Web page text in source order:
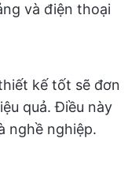
và điện thoại
kế tốt sẽ đơn
quả. Điều này
nghề nghiệp.